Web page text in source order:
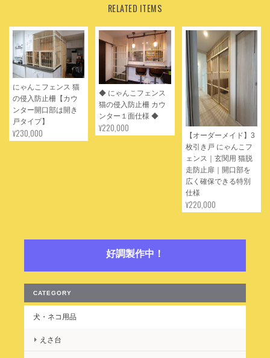
しっかりとした素敵なキエーロが届きました。自分では絶対に作
た。
ありがとうございました。 どうぞ存分に
ご活用ください。 またのご縁を楽しみに
しております。
★ プラスベッド！ 延長・拡張・継ぎ足しベッド ベッドの幅を広げます！ ★
届いて2ヶ月ほど経ちました。 産後家族が1人増えるため、作成を
お願いしました。 プラスベッド到着後、夫に組み立ててもらい、
相の被害に遭っていて気の毒ですが…(笑) プラスベッドと私のベ
ッドの間にベッドガードをしているので、娘の寝相の恐怖に怯え
ることもなく、赤ちゃんも夜はスヤスヤ寝てします。 ベビーベッ
きるので、とても有難いです。 また機会があればよろしくお願い
します。 この度は誠にありがとうございました。
RELATED ITEMS
にゃんこフェンス 猫
の侵入防止柵【カウ
ンター開口部は開き
戸タイプ】
¥230,000
◆ にゃんこフェンス
猫の侵入防止柵 カウ
ンター１面仕様 ◆
¥220,000
【オーダーメイド】3
枚引き戸 にゃんこフ
ェンス｜玄関用 猫脱
走防止扉｜開口部を
広く確保できる特別
仕様
¥220,000
好調製作中！
CATEGORY
犬・ネコ用品
えさ台